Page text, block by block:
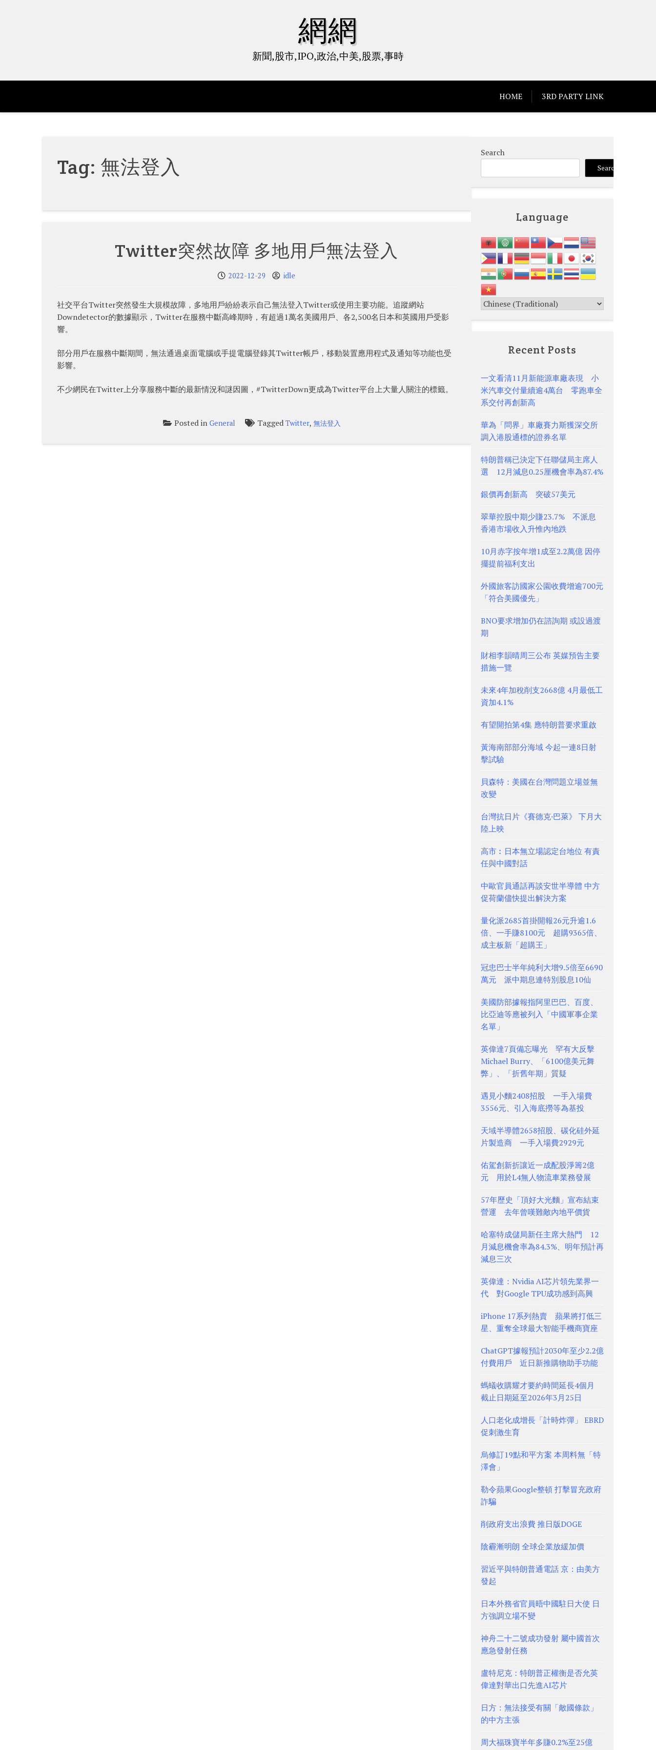
網網
新聞,股市,IPO,政治,中美,股票,事時
HOME 3RD PARTY LINK
Tag: 無法登入
Twitter突然故障 多地用戶無法登入
2022-12-29 idle
社交平台Twitter突然發生大規模故障，多地用戶紛紛表示自己無法登入Twitter或使用主要功能。追蹤網站
Downdetector的數據顯示，Twitter在服務中斷高峰期時，有超過1萬名美國用戶、各2,500名日本和英國用戶受影
響。
部分用戶在服務中斷期間，無法通過桌面電腦或手提電腦登錄其Twitter帳戶，移動裝置應用程式及通知等功能也受
影響。
不少網民在Twitter上分享服務中斷的最新情況和謎因圖，#TwitterDown更成為Twitter平台上大量人關注的標籤。
Posted in General Tagged Twitter, 無法登入
Search
Search
Language
Recent Posts
一文看清11月新能源車廠表現 小
米汽車交付量續逾4萬台 零跑車全
系交付再創新高
華為「問界」車廠賽力斯獲深交所
調入港股通標的證券名單
特朗普稱已決定下任聯儲局主席人
選 12月減息0.25厘機會率為87.4%
銀價再創新高 突破57美元
翠華控股中期少賺23.7% 不派息
香港市場收入升惟內地跌
10月赤字按年增1成至2.2萬億 因停
擺提前福利支出
外國旅客訪國家公園收費增逾700元
「符合美國優先」
BNO要求增加仍在諮詢期 或設過渡
期
財相李韻晴周三公布 英媒預告主要
措施一覽
未來4年加稅削支2668億 4月最低工
資加4.1%
有望開拍第4集 應特朗普要求重啟
黃海南部部分海域 今起一連8日射
擊試驗
貝森特：美國在台灣問題立場並無
改變
台灣抗日片《賽德克·巴萊》 下月大
陸上映
高市︰日本無立場認定台地位 有責
任與中國對話
中歐官員通話再談安世半導體 中方
促荷蘭儘快提出解決方案
量化派2685首掛開報26元升逾1.6
倍、一手賺8100元 超購9365倍、
成主板新「超購王」
冠忠巴士半年純利大增9.5倍至6690
萬元 派中期息連特別股息10仙
美國防部據報指阿里巴巴、百度、
比亞迪等應被列入「中國軍事企業
名單」
英偉達7頁備忘曝光 罕有大反擊
Michael Burry、「6100億美元舞
弊」、「折舊年期」質疑
遇見小麵2408招股 一手入場費
3556元、引入海底撈等為基投
天域半導體2658招股、碳化硅外延
片製造商 一手入場費2929元
佑駕創新折讓近一成配股淨籌2億
元 用於L4無人物流車業務發展
57年歷史「頂好大光麵」宣布結束
營運 去年曾嘆難敵內地平價貨
哈塞特成儲局新任主席大熱門 12
月減息機會率為84.3%、明年預計再
減息三次
英偉達：Nvidia AI芯片領先業界一
代 對Google TPU成功感到高興
iPhone 17系列熱賣 蘋果將打低三
星、重奪全球最大智能手機商寶座
ChatGPT據報預計2030年至少2.2億
付費用戶 近日新推購物助手功能
螞蟻收購耀才要約時間延長4個月
截止日期延至2026年3月25日
人口老化成增長「計時炸彈」 EBRD
促刺激生育
烏修訂19點和平方案 本周料無「特
澤會」
勒令蘋果Google整頓 打擊冒充政府
詐騙
削政府支出浪費 推日版DOGE
陰霾漸明朗 全球企業放緩加價
習近平與特朗普通電話 京：由美方
發起
日本外務省官員晤中國駐日大使 日
方強調立場不變
神舟二十二號成功發射 屬中國首次
應急發射任務
盧特尼克：特朗普正權衡是否允英
偉達對華出口先進AI芯片
日方：無法接受有關「敵國條款」
的中方主張
周大福珠寶半年多賺0.2%至25億